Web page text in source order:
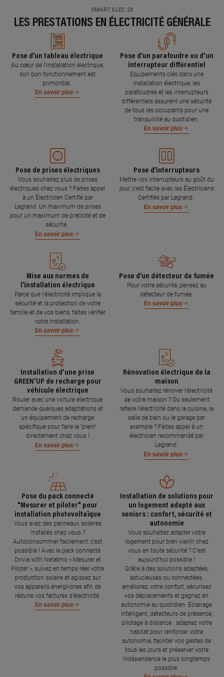
SMART ELEC 28
LES PRESTATIONS EN ÉLECTRICITÉ GÉNÉRALE
Pose d’un tableau électrique
Au cœur de l’installation électrique,
son bon fonctionnement est
primordial.
En savoir plus
Pose d’un parafoudre ou d'un
interrupteur différentiel
Equipements clés dans une
installation électrique, les
parafoudres et les interrupteurs
différentiels assurent une sécurité
de tous les occupants pour une
tranquillité au quotidien.
En savoir plus
Pose de prises électriques
Vous souhaitez plus de prises
électriques chez vous ? Faites appel
à un Électricien Certifié par
Legrand. Un maximum de prises
pour un maximum de praticité et de
sécurité.
En savoir plus
Pose d’interrupteurs
Mettre vos interrupteurs au goût du
jour, c’est facile avec les Électriciens
Certifiés par Legrand.
En savoir plus
Mise aux normes de
l’installation électrique
Parce que l’électricité implique la
sécurité et la protection de votre
famille et de vos biens, faites vérifier
votre installation.
En savoir plus
Pose d’un détecteur de fumée
Pour votre sécurité, pensez au
détecteur de fumée.
En savoir plus
Installation d'une prise
GREEN'UP de recharge pour
véhicule électrique
Rouler avec une voiture électrique
demande quelques adaptations et
un équipement de recharge
spécifique pour faire le "plein"
directement chez vous !
En savoir plus
Rénovation électrique de la
maison
Vous souhaitez rénover l'électricité
de votre maison ? Ou seulement
refaire l'électricité dans la cuisine, la
salle de bain ou le garage par
exemple ? Faites appel à un
électricien recommandé par
Legrand.
En savoir plus
Pose du pack connecté
"Mesurer et piloter" pour
installation photovoltaïque
Vous avez des panneaux solaires
installés chez vous ?
Autoconsommer facilement, c’est
possible ! Avec le pack connecté
Drivia with Netatmo « Mesurer et
Piloter », suivez en temps réel votre
production solaire et agissez sur
vos appareils énergivores afin de
réduire vos factures d’électricité.
En savoir plus
Installation de solutions pour
un logement adapté aux
seniors : confort, sécurité et
autonomie
Vous souhaitez adapter votre
logement pour bien vieillir chez
vous en toute sécurité ? C’est
aujourd’hui possible !
Grâce à des solutions adaptées,
astucieuses ou connectées,
améliorez votre confort, sécurisez
vos déplacements et gagnez en
autonomie au quotidien. Éclairage
intelligent, détecteurs de présence,
pilotage à distance : adaptez votre
habitat pour renforcer votre
autonomie, faciliter vos gestes de
tous les jours et préserver votre
indépendance le plus longtemps
possible.